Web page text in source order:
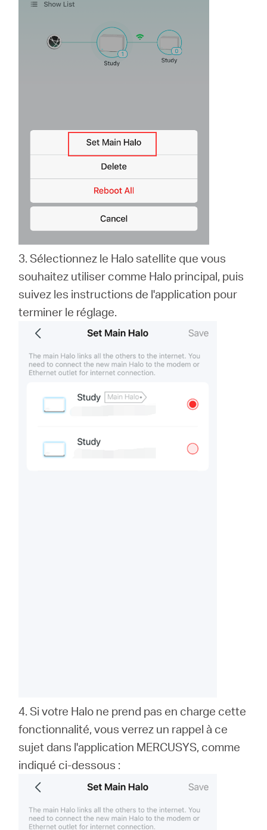
3. Sélectionnez le Halo satellite que vous
souhaitez utiliser comme Halo principal, puis
suivez les instructions de l'application pour
terminer le réglage.
4. Si votre Halo ne prend pas en charge cette
fonctionnalité, vous verrez un rappel à ce
sujet dans l'application MERCUSYS, comme
indiqué ci-dessous :